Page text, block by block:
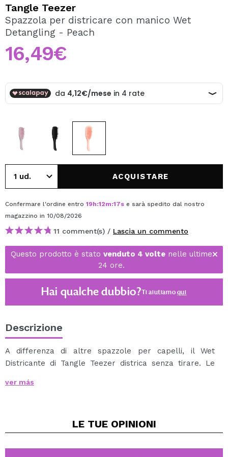
Creando un account su Maquibeauty.it potrai fare i tuoi
acquisti velocemente, controllare lo stato dei tuoi ordini e
Tangle Teezer
Spazzola per districare con manico Wet
Detangling - Peach
16,49€
ACQUISTARE
Confermare l'ordine entro 19h:12m:17s e sarà spedito dal nostro
magazzino in 10/08/2026
11 comment(s) / Lascia un commento
Questo prodotto è stato venduto 4 volte nelle ultime
24 ore.
Hai qualche dubbio?Ti aiutiamoqui
Descrizione
A differenza di altre spazzole per capelli, il Wet
Districante di Tangle Teezer districa senza tirare. Le
bagnati, anche spessi e ricci, facilitando la
l'utilizzo sotto la doccia. Invece di usare la punta delle
capelli, stendi il prodotto con il Tangle Teezer per
ver más
LE TUE OPINIONI